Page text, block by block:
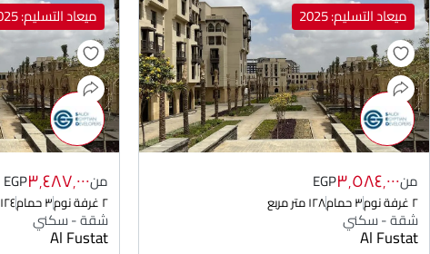
ميعاد التسليم: 2025
من٣٬٥٨٤٬٠٠٠EGP
٢ غرفة نوم ٣ حمام ١٢٨ متر مربع
شقة - سكني
Al Fustat
ميعاد التسليم: 2025
من٣٬٤٨٧٬٠٠٠EGP
٢ غرفة نوم ٣ حمام ١٢٤ متر مربع
شقة - سكني
Al Fustat